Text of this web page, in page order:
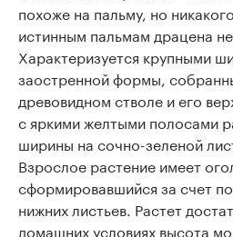
похоже на пальму, но
истинным пальмам драцена
Характеризуется крупными
заостренной формы,
древовидном стволе и его
с яркими желтыми полосами
ширины на сочно-зеленой
Взрослое растение имеет
сформировавшийся за счет
нижних листьев. Растет
домашних условиях высота